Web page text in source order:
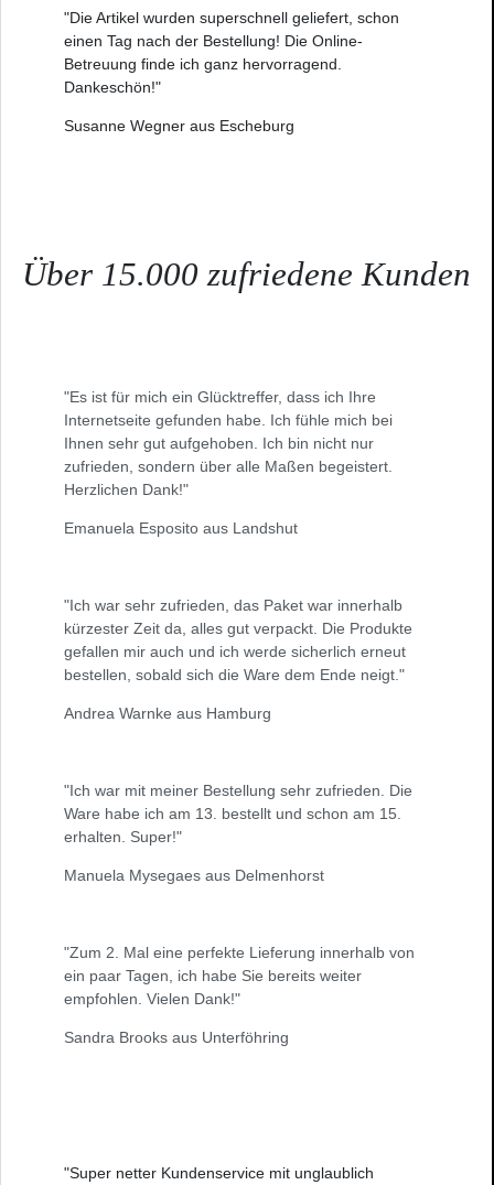
"Die Artikel wurden superschnell geliefert, schon
einen Tag nach der Bestellung! Die Online-
Betreuung finde ich ganz hervorragend.
Dankeschön!"
Susanne Wegner aus Escheburg
Über 15.000 zufriedene Kunden
"Es ist für mich ein Glücktreffer, dass ich Ihre
Internetseite gefunden habe. Ich fühle mich bei
Ihnen sehr gut aufgehoben. Ich bin nicht nur
zufrieden, sondern über alle Maßen begeistert.
Herzlichen Dank!"
Emanuela Esposito aus Landshut
"Ich war sehr zufrieden, das Paket war innerhalb
kürzester Zeit da, alles gut verpackt. Die Produkte
gefallen mir auch und ich werde sicherlich erneut
bestellen, sobald sich die Ware dem Ende neigt."
Andrea Warnke aus Hamburg
"Ich war mit meiner Bestellung sehr zufrieden. Die
Ware habe ich am 13. bestellt und schon am 15.
erhalten. Super!"
Manuela Mysegaes aus Delmenhorst
"Zum 2. Mal eine perfekte Lieferung innerhalb von
ein paar Tagen, ich habe Sie bereits weiter
empfohlen. Vielen Dank!"
Sandra Brooks aus Unterföhring
"Super netter Kundenservice mit unglaublich